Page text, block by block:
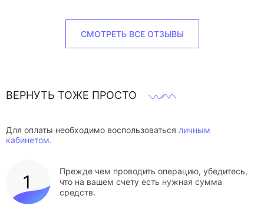
СМОТРЕТЬ ВСЕ ОТЗЫВЫ
ВЕРНУТЬ ТОЖЕ ПРОСТО
Для оплаты необходимо воспользоваться личным
кабинетом.
Прежде чем проводить операцию, убедитесь,
что на вашем счету есть нужная сумма
средств.